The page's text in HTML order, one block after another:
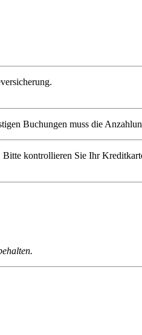
Buchungen muss die
kontrollieren Sie Ihr